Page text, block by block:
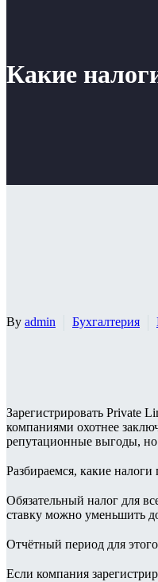
Какие
By admin Бухгалтерия
Зарегистрировать Private
компаниями охотнее
репутационные выгоды, но
Разбираемся, какие
Обязательный налог для
ставку можно уменьшить
Отчётный период для
Если компания